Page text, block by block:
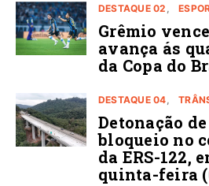
DESTAQUE 02
Grêmio
avança ás
da Copa do
DESTAQUE 04
Detonação
bloqueio no
da ERS-122,
quinta-feira